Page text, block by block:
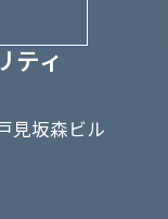
ティ
見坂森ビル